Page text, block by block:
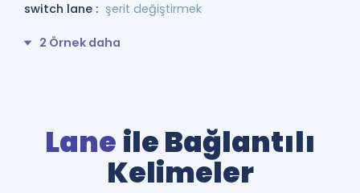
switch lane : şerit değiştirmek
2 Örnek daha
Lane ile Bağlantılı
Kelimeler